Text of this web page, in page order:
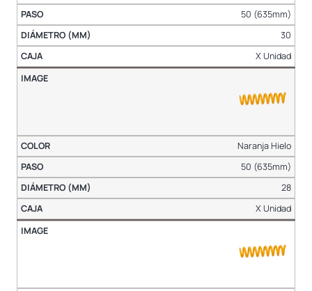
50 (635mm)
30
X Unidad
Naranja Hielo
50 (635mm)
28
X Unidad